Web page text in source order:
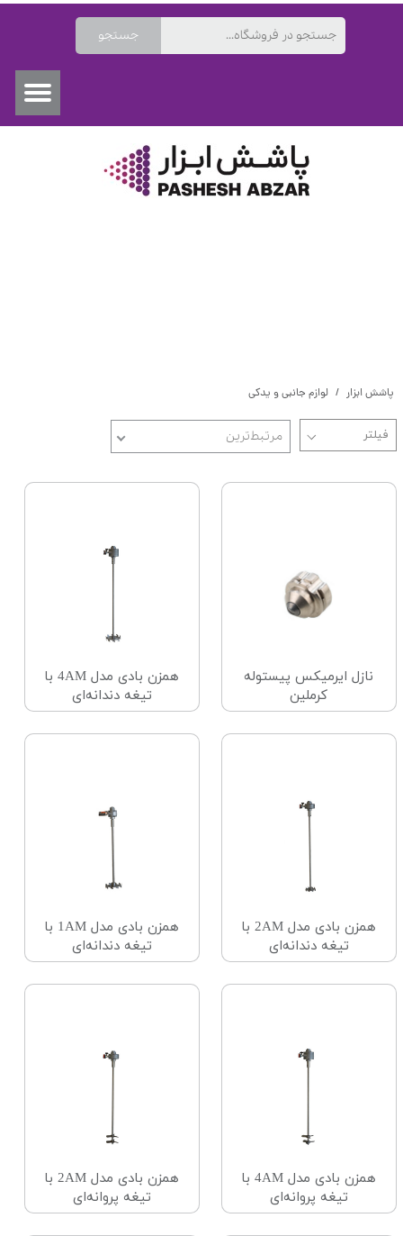
جستجو
پاشش ابزار لوازم جانبی و یدکی
مرتبط‌ترین
نازل ایرمیکس پیستوله
کرملین
همزن بادی مدل 4AM با
تیغه دندانه‌ای
همزن بادی مدل 2AM با
تیغه دندانه‌ای
همزن بادی مدل 1AM با
تیغه دندانه‌ای
همزن بادی مدل 4AM با
تیغه پروانه‌ای
همزن بادی مدل 2AM با
تیغه پروانه‌ای